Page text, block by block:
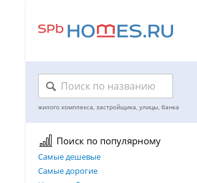
Поиск по популярному
Самые дешевые
Самые дорогие